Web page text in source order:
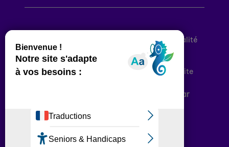
Politique de confidentialité
Conditions générales d’utilisation
Déclaration d’accessibilité
Plan du site
Plateforme développée en France par